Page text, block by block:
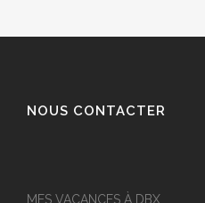
NOUS CONTACTER
MES VACANCES À DBX